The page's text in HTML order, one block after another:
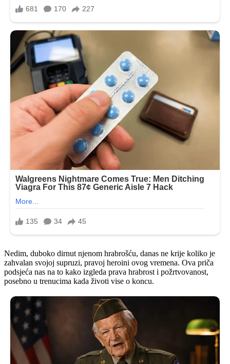
Nedim, duboko dirnut njenom hrabrošću, danas ne krije koliko je
zahvalan svojoj supruzi, pravoj heroini ovog vremena. Ova priča
podsjeća nas na to kako izgleda prava hrabrost i požrtvovanost,
posebno u trenucima kada životi vise o koncu.